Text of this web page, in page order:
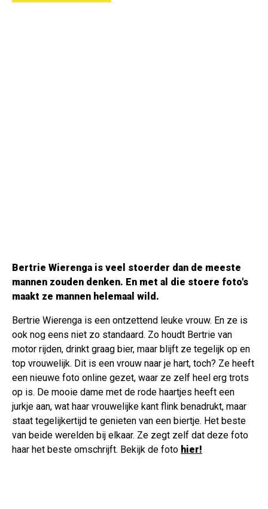
Bertrie Wierenga is veel stoerder dan de meeste
mannen zouden denken. En met al die stoere foto's
maakt ze mannen helemaal wild.
Bertrie Wierenga is een ontzettend leuke vrouw. En ze is
ook nog eens niet zo standaard. Zo houdt Bertrie van
motor rijden, drinkt graag bier, maar blijft ze tegelijk op en
top vrouwelijk. Dit is een vrouw naar je hart, toch? Ze heeft
een nieuwe foto online gezet, waar ze zelf heel erg trots
op is. De mooie dame met de rode haartjes heeft een
jurkje aan, wat haar vrouwelijke kant flink benadrukt, maar
staat tegelijkertijd te genieten van een biertje. Het beste
van beide werelden bij elkaar. Ze zegt zelf dat deze foto
haar het beste omschrijft. Bekijk de foto hier!